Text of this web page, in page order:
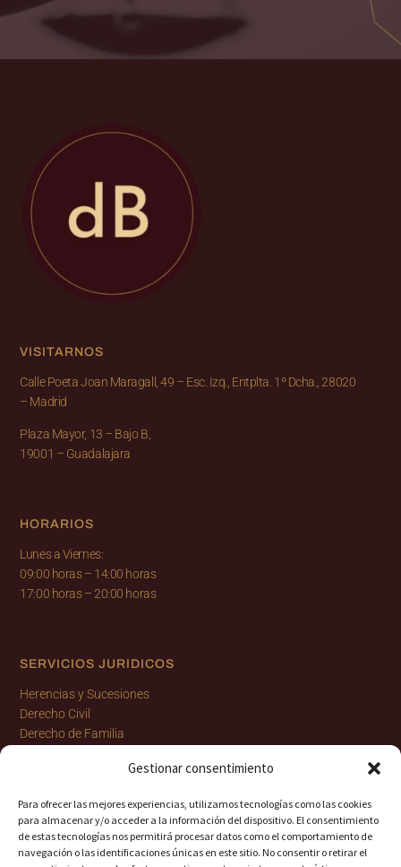
Gestionar consentimiento
Para ofrecer las mejores experiencias, utilizamos tecnologías como las cookies
para almacenar y/o acceder a la información del dispositivo. El consentimiento
de estas tecnologías nos permitirá procesar datos como el comportamiento de
navegación o las identificaciones únicas en este sitio. No consentir o retirar el
VISITARNOS
Calle Poeta Joan Maragall, 49 – Esc. Izq., Entplta. 1º Dcha., 28020
– Madrid
Plaza Mayor, 13 – Bajo B,
19001 – Guadalajara
HORARIOS
Lunes a Viernes:
09:00 horas – 14:00 horas
17:00 horas –20:00 horas
SERVICIOS JURIDICOS
Herencias y Sucesiones
Derecho Civil
Derecho de Familia
Derecho Internacional y Extranjería